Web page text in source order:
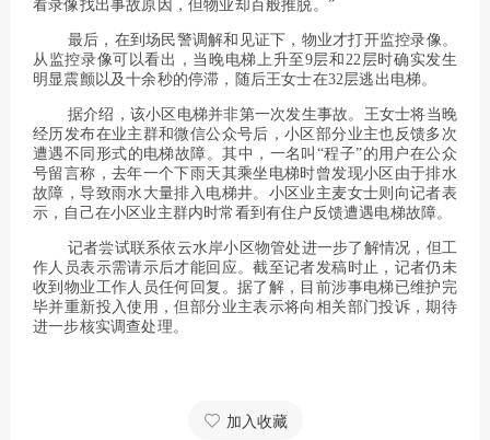
看录像找出事故原因，但物业却百般推脱。”
最后，在到场民警调解和见证下，物业才打开监控录像。
从监控录像可以看出，当晚电梯上升至9层和22层时确实发生
明显震颤以及十余秒的停滞，随后王女士在32层逃出电梯。
据介绍，该小区电梯并非第一次发生事故。王女士将当晚
经历发布在业主群和微信公众号后，小区部分业主也反馈多次
遭遇不同形式的电梯故障。其中，一名叫“程子”的用户在公众
号留言称，去年一个下雨天其乘坐电梯时曾发现小区由于排水
故障，导致雨水大量排入电梯井。小区业主麦女士则向记者表
示，自己在小区业主群内时常看到有住户反馈遭遇电梯故障。
记者尝试联系依云水岸小区物管处进一步了解情况，但工
作人员表示需请示后才能回应。截至记者发稿时止，记者仍未
收到物业工作人员任何回复。据了解，目前涉事电梯已维护完
毕并重新投入使用，但部分业主表示将向相关部门投诉，期待
进一步核实调查处理。
加入收藏